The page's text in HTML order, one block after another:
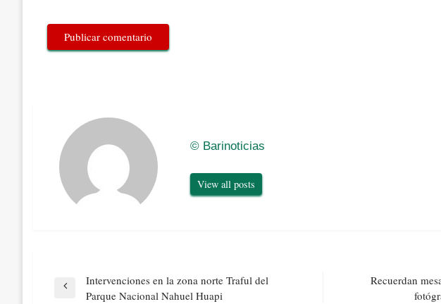
© Barinoticias
View all posts
Navegación
Previous
Intervenciones en la zona norte Traful del
Parque Nacional Nahuel Huapi
Recuerdan